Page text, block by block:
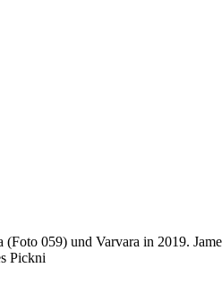
059) und Varvara in 2019.
Pickni